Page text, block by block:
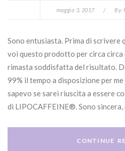
maggio 3, 2017 / By:
Sono entusiasta. Prima di
voi questo prodotto per circa circa
rimasta soddisfatta del risultato.
99% il tempo a disposizione per
sapevo se sarei riuscita a essere
di LIPOCAFFEINE®. Sono sincera,
CONTINUE